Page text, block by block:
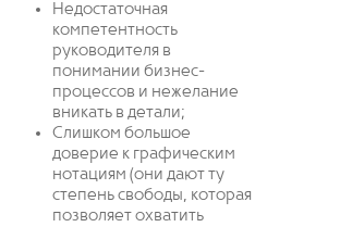
Недостаточная
компетентность
руководителя в
понимании бизнес-
процессов и нежелание
вникать в детали;
Слишком большое
доверие к графическим
нотациям (они дают ту
степень свободы, которая
позволяет охватить